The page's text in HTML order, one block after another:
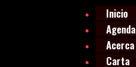
Inicio
Agenda
Acerca
Carta